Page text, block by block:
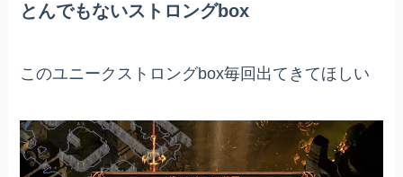
とんでもないストロングbox
このユニークストロングbox毎回出てきてほしい